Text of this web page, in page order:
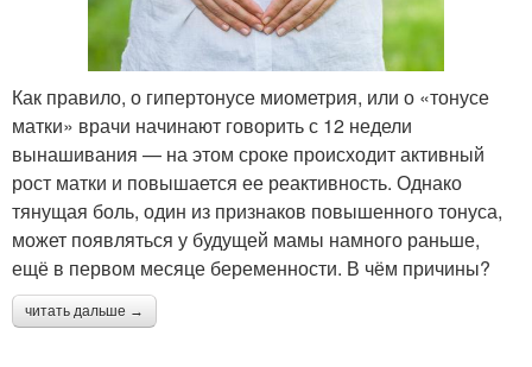
Как правило, о гипертонусе миометрия, или о «тонусе
матки» врачи начинают говорить с 12 недели
вынашивания — на этом сроке происходит активный
рост матки и повышается ее реактивность. Однако
тянущая боль, один из признаков повышенного тонуса,
может появляться у будущей мамы намного раньше,
ещё в первом месяце беременности. В чём причины?
читать дальше →